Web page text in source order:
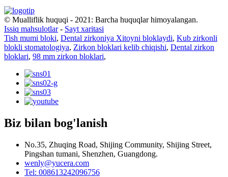
© Mualliflik huquqi - 2021: Barcha huquqlar himoyalangan.
Issiq mahsulotlar- Sayt xaritasi
Tish mumi bloki, Dental zirkoniya Xitoyni bloklaydi, Kub zirkonli
blokli stomatologiya, Zirkon bloklari kelib chiqishi, Dental zirkon
bloklari, 98 mm zirkon bloklari,
Biz bilan bog'lanish
No.35, Zhuqing Road, Shijing Community, Shijing Street,
Pingshan tumani, Shenzhen, Guangdong.
wenly@yucera.com
Tel: 008613242096756